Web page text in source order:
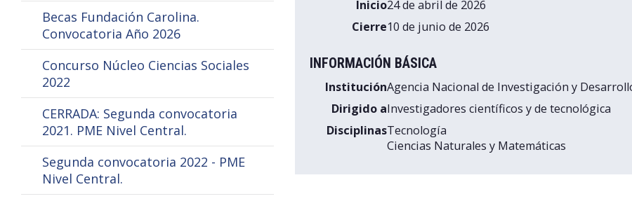
Becas Fundación Carolina.
Convocatoria Año 2026
Concurso Núcleo Ciencias Sociales
2022
CERRADA: Segunda convocatoria
2021. PME Nivel Central.
Segunda convocatoria 2022 - PME
Nivel Central.
Inicio24 de abril de 2026
Cierre10 de junio de 2026
INFORMACIÓN BÁSICA
InstituciónAgencia Nacional de Investigación y
Dirigido aInvestigadores científicos y de tecnológica
DisciplinasTecnología
Ciencias Naturales y Matemáticas